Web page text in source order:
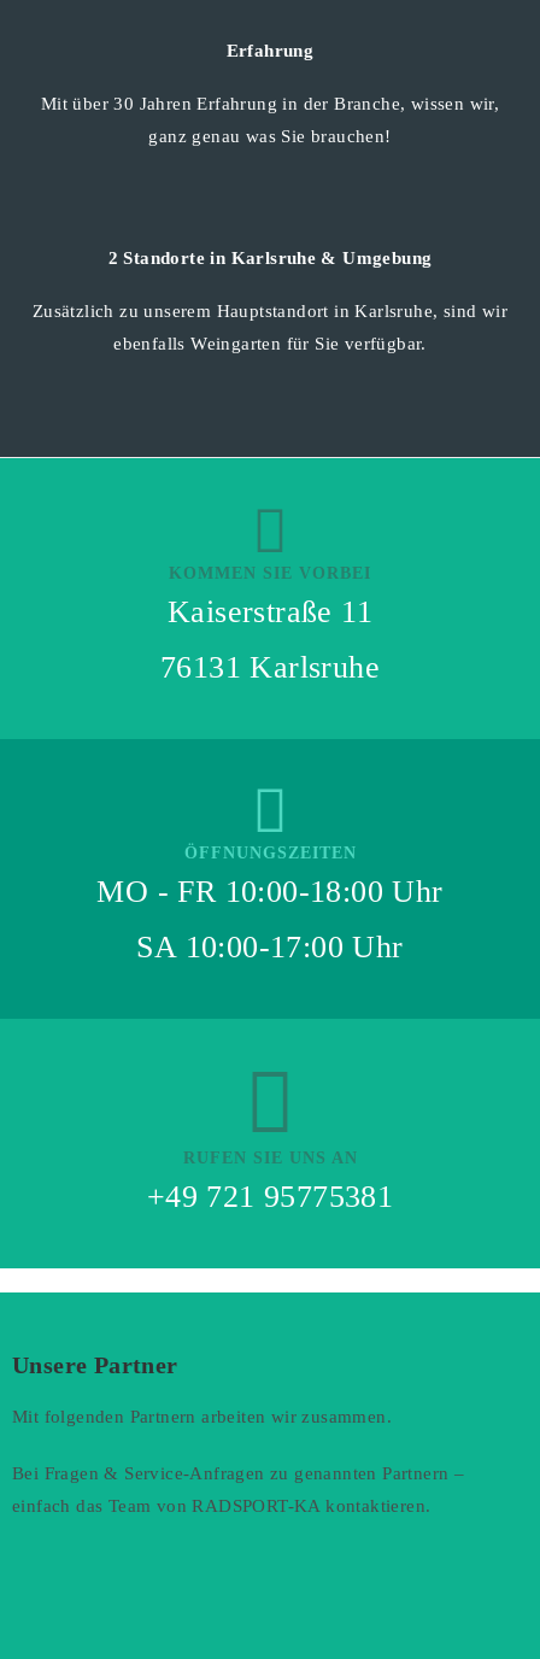
Erfahrung
Mit über 30 Jahren Erfahrung in der Branche, wissen wir,
ganz genau was Sie brauchen!
2 Standorte in Karlsruhe & Umgebung
Zusätzlich zu unserem Hauptstandort in Karlsruhe, sind wir
ebenfalls Weingarten für Sie verfügbar.
KOMMEN SIE VORBEI
Kaiserstraße 11
76131 Karlsruhe
ÖFFNUNGSZEITEN
MO - FR 10:00-18:00 Uhr
SA 10:00-17:00 Uhr
RUFEN SIE UNS AN
+49 721 95775381
Unsere Partner
Mit folgenden Partnern arbeiten wir zusammen.
Bei Fragen & Service-Anfragen zu genannten Partnern –
einfach das Team von RADSPORT-KA kontaktieren.